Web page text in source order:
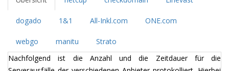
dogado 1&1 All-Inkl.com ONE.com
webgo manitu
Strato
Nachfolgend ist die Anzahl und die Zeitdauer für die